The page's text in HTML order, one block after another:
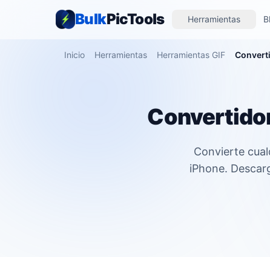
BulkPicTools Herramientas
Inicio Herramientas Herramientas GIF
Convierte
iPhone.